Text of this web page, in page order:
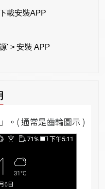
載安裝APP
' > 安裝 APP